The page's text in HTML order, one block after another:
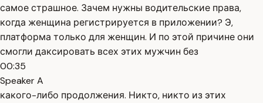
самое страшное. Зачем нужны водительские права,
когда женщина регистрируется в приложении? Э,
платформа только для женщин. И по этой причине они
смогли даксировать всех этих мужчин без
00:35
Speaker A
какого-либо продолжения. Никто, никто из этих